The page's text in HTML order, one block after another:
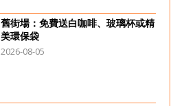
舊街場：免費送白咖啡、玻璃杯或精
美環保袋
2026-08-05